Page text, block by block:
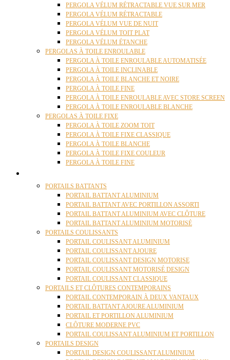
PERGOLA VÉLUM RÉTRACTABLE VUE SUR MER
PERGOLA VÉLUM RÉTRACTABLE
PERGOLA VÉLUM VUE DE NUIT
PERGOLA VÉLUM TOIT PLAT
PERGOLA VÉLUM ÉTANCHE
PERGOLAS À TOILE ENROULABLE
PERGOLA À TOILE ENROULABLE AUTOMATISÉE
PERGOLA À TOILE INCLINABLE
PERGOLA À TOILE BLANCHE ET NOIRE
PERGOLA À TOILE FINE
PERGOLA À TOILE ENROULABLE AVEC STORE SCREEN
PERGOLA À TOILE ENROULABLE BLANCHE
PERGOLAS À TOILE FIXE
PERGOLA À TOILE ZOOM TOIT
PERGOLA À TOILE FIXE CLASSIQUE
PERGOLA À TOILE BLANCHE
PERGOLA À TOILE FIXE COULEUR
PERGOLA À TOILE FINE
PORTAILS BATTANTS
PORTAIL BATTANT ALUMINIUM
PORTAIL BATTANT AVEC PORTILLON ASSORTI
PORTAIL BATTANT ALUMINIUM AVEC CLÔTURE
PORTAIL BATTANT ALUMINIUM MOTORISÉ
PORTAILS COULISSANTS
PORTAIL COULISSANT ALUMINIUM
PORTAIL COULISSANT AJOURE
PORTAIL COULISSANT DESIGN MOTORISE
PORTAIL COULISSANT MOTORISÉ DESIGN
PORTAIL COULISSANT CLASSIQUE
PORTAILS ET CLÔTURES CONTEMPORAINS
PORTAIL CONTEMPORAIN À DEUX VANTAUX
PORTAIL BATTANT AJOURE ALUMINIUM
PORTAIL ET PORTILLON ALUMINIUM
CLÔTURE MODERNE PVC
PORTAIL COULISSANT ALUMINIUM ET PORTILLON
PORTAILS DESIGN
PORTAIL DESIGN COULISSANT ALUMINIUM